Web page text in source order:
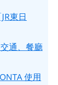
東日
通、餐廳
使用